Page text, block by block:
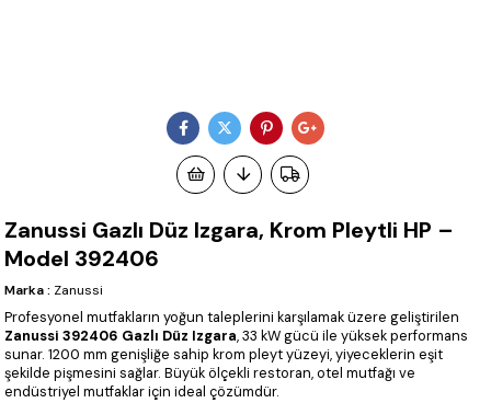
Zanussi Gazlı Düz Izgara, Krom Pleytli HP –
Model 392406
Marka : Zanussi
Profesyonel mutfakların yoğun taleplerini karşılamak üzere geliştirilen
Zanussi 392406 Gazlı Düz Izgara, 33 kW gücü ile yüksek performans
sunar. 1200 mm genişliğe sahip krom pleyt yüzeyi, yiyeceklerin eşit
şekilde pişmesini sağlar. Büyük ölçekli restoran, otel mutfağı ve
endüstriyel mutfaklar için ideal çözümdür.